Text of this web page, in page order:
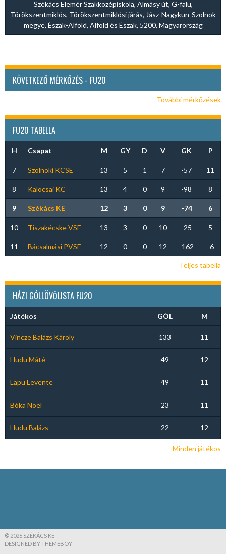
Székács Elemér Szakközépiskola, Almásy út, G-falu,
Törökszentmiklós, Törökszentmiklósi járás, Jász-Nagykun-Szolnok
megye, Észak-Alföld, Alföld és Észak, 5200, Magyarország
KÖVETKEZŐ MÉRKŐZÉS - FU20
További mérkőzések
FU20 TABELLA
H Csapat M GY D V GK P
7 Szolnoki KCSE 13 5 1 7 -57 11
8 Kalocsai KC 13 4 0 9 -98 8
9 Székács KE 12 3 0 9 -74 6
10 Tiszakécske VSE 13 3 0 10 -25 5
11 Bácsalmási PVSE 12 0 0 12 -162 -6
Teljes tabella
HÁZI GÓLLÖVŐLISTA FU20
Játékos GÓL M
Vincze Balázs Károly 133 11
Hudu Máté 49 12
Lapu Levente 49 11
Bóka Noel 23 11
Hudu Balázs 22 12
Minden játékos
© 2026 SZÉKÁCS KE
DESIGNED BY THEMEBOY